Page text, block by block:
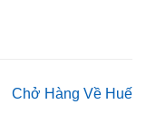
Chở Hàng Về Huế